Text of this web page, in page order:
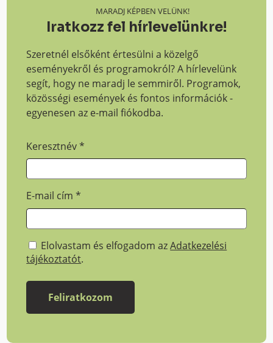
MARADJ KÉPBEN VELÜNK!
Iratkozz fel hírlevelünkre!
Szeretnél elsőként értesülni a közelgő
eseményekről és programokról? A hírlevelünk
segít, hogy ne maradj le semmiről. Programok,
közösségi események és fontos információk -
egyenesen az e-mail fiókodba.
Keresztnév*
E-mail cím*
Elolvastam és elfogadom azAdatkezelési
tájékoztatót.